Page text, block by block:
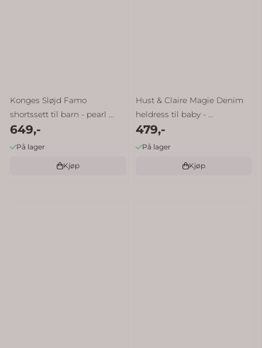
Konges Sløjd Famo
shortssett til barn - pearl ...
649,-
På lager
Kjøp
Hust & Claire Magie Denim
heldress til baby - ...
479,-
På lager
Kjøp